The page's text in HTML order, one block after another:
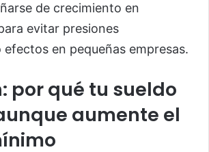
de crecimiento en
evitar presiones
en pequeñas empresas.
por qué tu sueldo
aumente el